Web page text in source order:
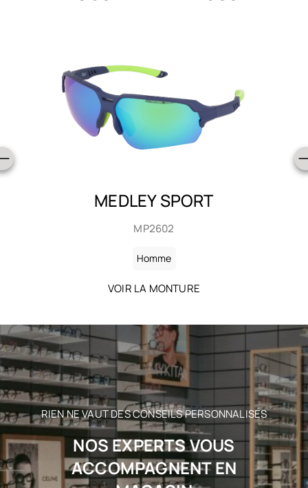
BAILA
SHP2613
Homme
VOIR LA MONTURE
RIEN NE VAUT DES CONSEILS PERSONNALISÉS
NOS EXPERTS VOUS
ACCOMPAGNENT EN